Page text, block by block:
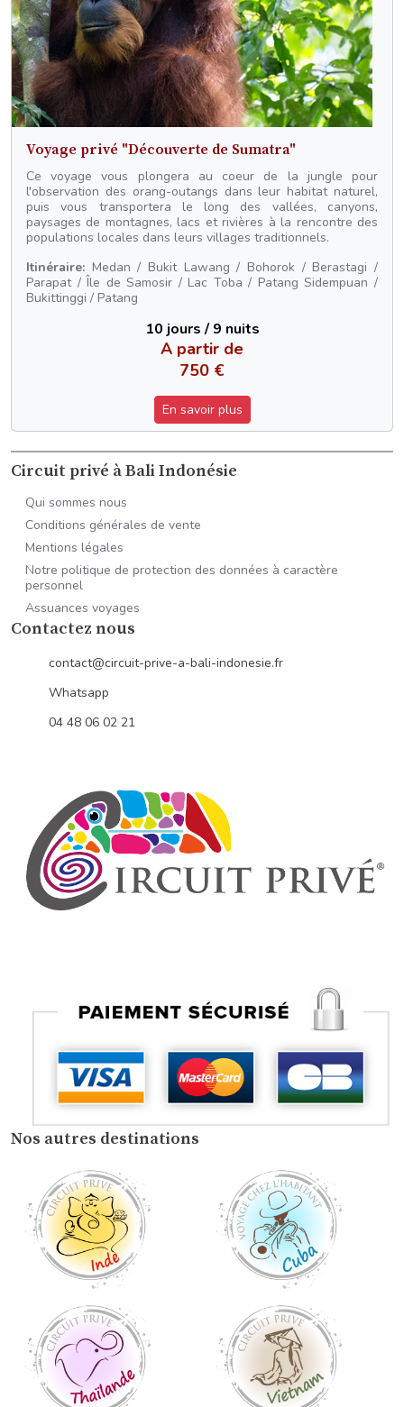
Voyage privé "Découverte de Sumatra"
Ce voyage vous plongera au coeur de la jungle pour
l'observation des orang-outangs dans leur habitat naturel,
puis vous transportera le long des vallées, canyons,
paysages de montagnes, lacs et rivières à la rencontre des
populations locales dans leurs villages traditionnels.
Itinéraire: Medan / Bukit Lawang / Bohorok / Berastagi /
Parapat / Île de Samosir / Lac Toba / Patang Sidempuan /
Bukittinggi / Patang
10 jours / 9 nuits
A partir de
750 €
En savoir plus
Circuit privé à Bali Indonésie
Qui sommes nous
Conditions générales de vente
Mentions légales
Notre politique de protection des données à caractère
personnel
Assuances voyages
Contactez nous
contact@circuit-prive-a-bali-indonesie.fr
Whatsapp
04 48 06 02 21
Nos autres destinations